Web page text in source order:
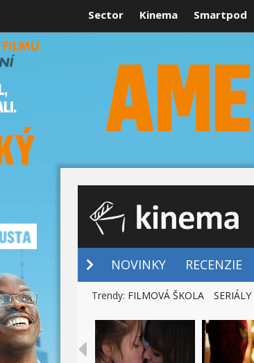
Sector Kinema Smartpod
NOVINKY RECENZIE
Trendy: FILMOVÁ ŠKOLA SERIÁLY